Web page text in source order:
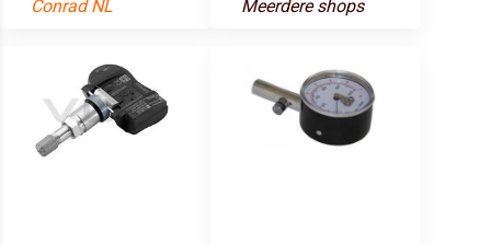
Conrad NL
Meerdere shops